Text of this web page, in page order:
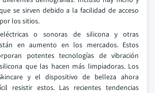
se sirven debido a la facilidad de acceso
los sitios.
o sonoras de silicona y otras
en aumento en los mercados. Estos
potentes tecnologías de vibración
que las hacen más limpiadoras. Los
y el dispositivo de belleza ahora
resistir estos. Las recientes tendencias